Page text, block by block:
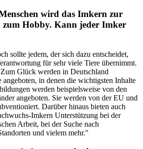
wird das Imkern zur
zum Hobby. Kann jeder Imker
sollte jedem, der sich dazu entscheidet,
für sehr viele Tiere übernimmt.
Glück werden in Deutschland
in denen die wichtigsten Inhalte
werden beispielsweise von den
angeboten. Sie werden von der EU und
Darüber hinaus bieten auch
Imkern Unterstützung bei der
Arbeit, bei der Suche nach
und vielem mehr."